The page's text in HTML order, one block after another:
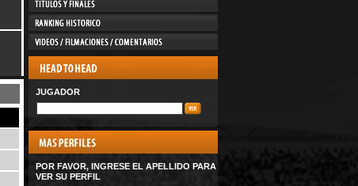
JUGADOR
POR FAVOR, INGRESE EL APELLIDO PARA
VER SU PERFIL